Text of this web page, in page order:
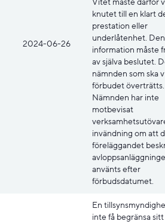
2024-06-26
Vitet måste därför
knutet till en klart
prestation eller
underlåtenhet.
information måste
av själva beslutet.
nämnden som ska
förbudet överträtts.
Nämnden har inte
motbevisat
invändning om att
föreläggandet
använts efter
förbudsdatumet.
En
inte få begränsa